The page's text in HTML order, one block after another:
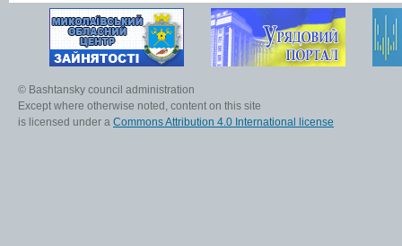
© Bashtansky council administration
Except where otherwise noted, content on this site
is licensed under a Commons Attribution 4.0 International license